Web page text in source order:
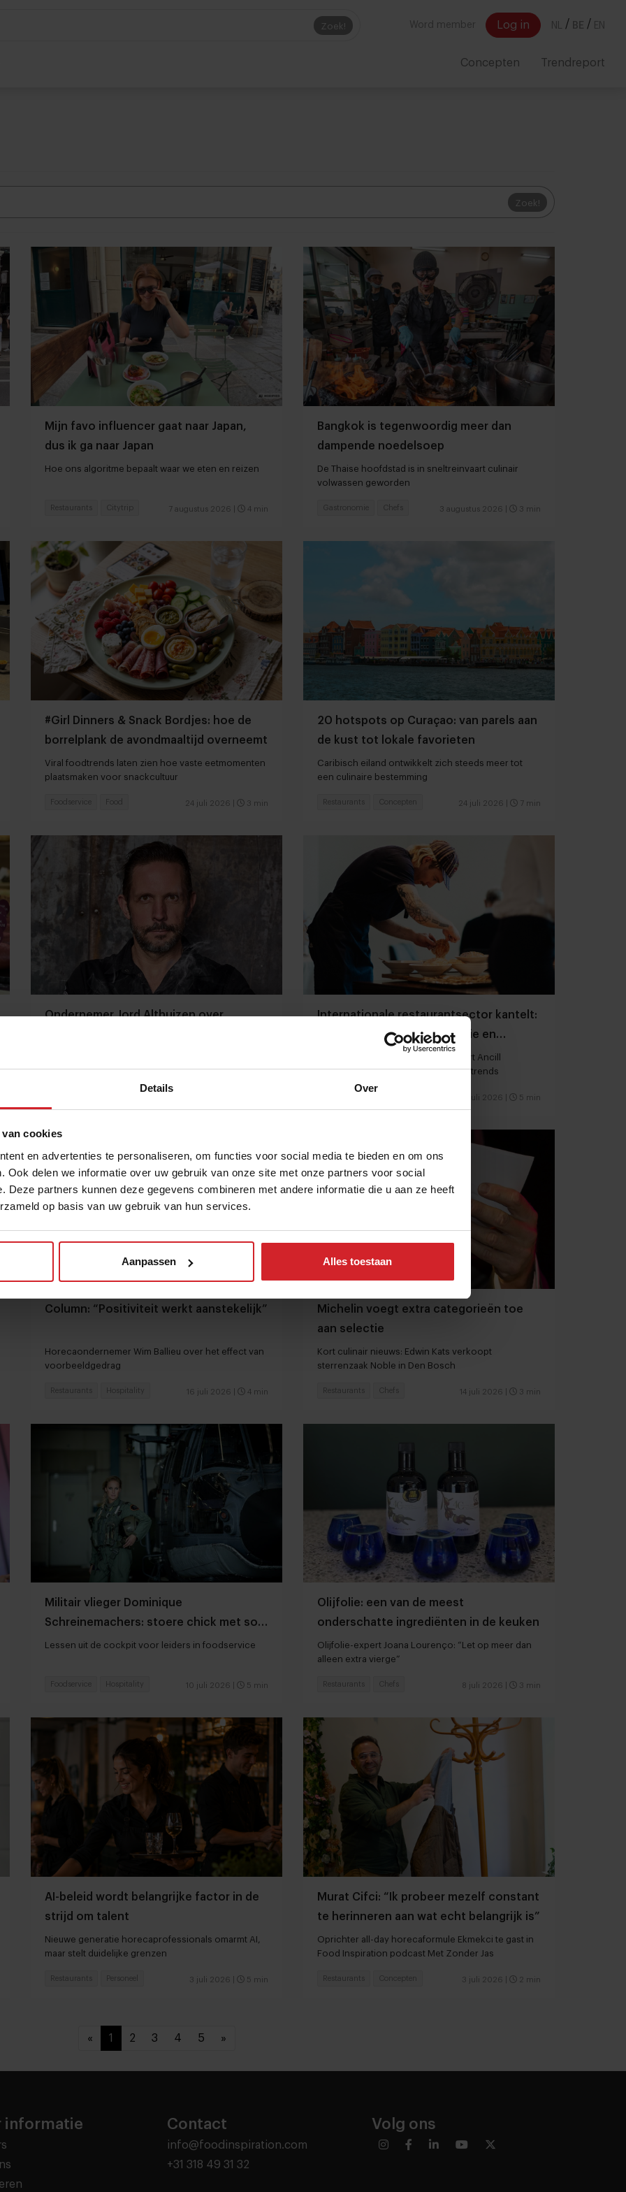
Details Over
cookies
en advertenties te personaliseren, om functies voor social media te bieden en om ons
Ook delen we informatie over uw gebruik van onze site met onze partners voor social
Deze partners kunnen deze gegevens combineren met andere informatie die u aan ze heeft
op basis van uw gebruik van hun services.
Aanpassen Alles toestaan
Zoek! Word member Log in NL / BE / EN
Concepten Trendreport
Zoek!
Mijn favo influencer gaat naar Japan,
dus ik ga naar Japan
Hoe ons algoritme bepaalt waar we eten en reizen
7 augustus 2026 4 min
Restaurants Citytrip
Bangkok is tegenwoordig meer dan
dampende noedelsoep
De Thaise hoofdstad is in sneltreinvaart culinair
volwassen geworden
3 augustus 2026 3 min
Gastronomie Chefs
#Girl Dinners & Snack Bordjes: hoe de
borrelplank de avondmaaltijd overneemt
Viral foodtrends laten zien hoe vaste eetmomenten
plaatsmaken voor snackcultuur
24 juli 2026 3 min
Foodservice Food
20 hotspots op Curaçao: van parels aan
de kust tot lokale favorieten
Caribisch eiland ontwikkelt zich steeds meer tot
een culinaire bestemming
24 juli 2026 7 min
Restaurants Concepten
Ondernemer Jord Althuizen over
kijken”
Internationale restaurantsector kantelt:
meer ruimte voor imperfectie en
Amerikaanse trendconsultant Robert Ancill
voorspelt 10 wereldwijde restauranttrends
17 juli 2026 5 min
Column: “Positiviteit werkt aanstekelijk”
Horecaondernemer Wim Ballieu over het effect van
voorbeeldgedrag
16 juli 2026 4 min
Restaurants Hospitality
Michelin voegt extra categorieën toe
aan selectie
Kort culinair nieuws: Edwin Kats verkoopt
sterrenzaak Noble in Den Bosch
14 juli 2026 3 min
Restaurants Chefs
Militair vlieger Dominique
Schreinemachers: stoere chick met soft
skills
Lessen uit de cockpit voor leiders in foodservice
10 juli 2026 5 min
Foodservice Hospitality
Olijfolie: een van de meest
onderschatte ingrediënten in de keuken
Olijfolie-expert Joana Lourenço: “Let op meer dan
alleen extra vierge”
8 juli 2026 3 min
Restaurants Chefs
AI-beleid wordt belangrijke factor in de
strijd om talent
Nieuwe generatie horecaprofessionals omarmt AI,
maar stelt duidelijke grenzen
3 juli 2026 5 min
Restaurants Personeel
Murat Cifci: “Ik probeer mezelf constant
te herinneren aan wat echt belangrijk is”
Oprichter all-day horecaformule Ekmekci te gast in
Food Inspiration podcast Met Zonder Jas
3 juli 2026 2 min
Restaurants Concepten
« 1 2 3 4 5 »
informatie Contact
info@foodinspiration.com
+31 318 49 31 32
Volg ons